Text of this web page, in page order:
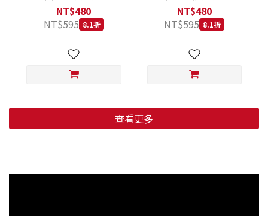
低穀鱈魚甜橙 小顆粒 800G
NT$480
NT$595 8.1折
羊肉藍莓 小顆粒 800G
NT$480
NT$595 8.1折
查看更多